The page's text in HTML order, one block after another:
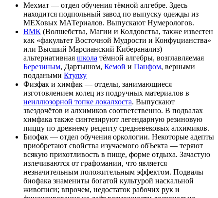
Мехмат — отдел обучения тёмной алгебре. Здесь
находится подпольный завод по выпуску одежды из
МЕХовых МАТериалов. Выпускают Нумерологов.
ВМК (Волшебства, Магии и Колдовства, также известен
как «факультет Восточной Мудрости и Конфуцианства»
или Высший Марсианский Киберанализ) —
альтернативная школа тёмной алгебры, возглавляемая
Березиным, Дартышом, Кемой и Панфом, верными
поддаными Ктулху
Физфак и химфак — отделы, занимающиеся
изготовлением колец из подручных материалов в
неиллюзорной топке локалхоста. Выпускают
звездочётов и алхимиков соответственно. В подвалах
химфака также синтезируют легендарную резиновую
пиццу по древнему рецепту средневековых алхимиков.
Биофак — отдел обучения оркологии. Некоторые адепты
приобретают свойства изучаемого обЪекта — теряют
всякую прихотливость в пище, форме отдыха. Зачастую
излечиваются от графомании, что является
незначительным положительным эффектом. Подвалы
биофака знамениты богатой культурой наскальной
живописи; впрочем, недостаток рабочих рук и